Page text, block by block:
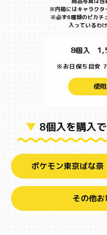
※内箱にはキャラクタ
※必ず6種類のピカチ
入っているわ
8個入
※お日保ち目安
使
▼ 8個入を購入
ポケモン東京ばな
その他